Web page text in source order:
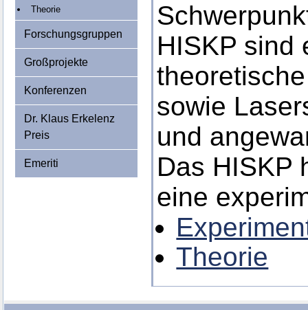
Theorie
Forschungsgruppen
Großprojekte
Konferenzen
Dr. Klaus Erkelenz
Preis
Emeriti
HISKP sind
sowie
und
Das HISKP
eine
Theorie